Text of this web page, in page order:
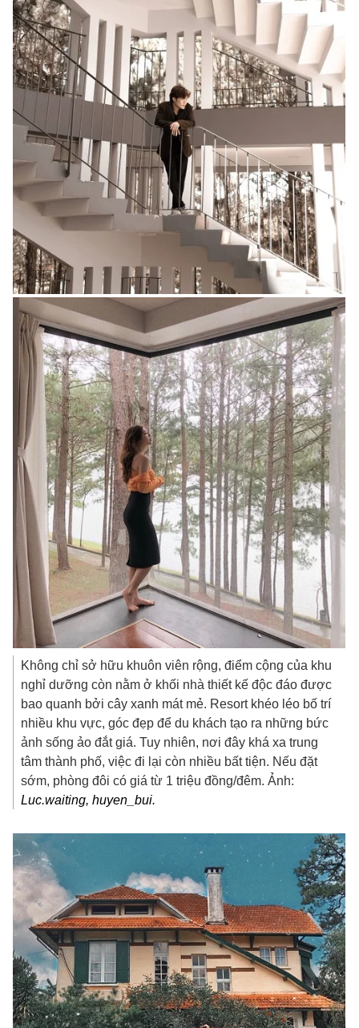
Không chỉ sở hữu khuôn viên rộng, điểm cộng của khu
nghỉ dưỡng còn nằm ở khối nhà thiết kế độc đáo được
bao quanh bởi cây xanh mát mẻ. Resort khéo léo bố trí
nhiều khu vực, góc đẹp để du khách tạo ra những bức
ảnh sống ảo đắt giá. Tuy nhiên, nơi đây khá xa trung
tâm thành phố, việc đi lại còn nhiều bất tiện. Nếu đặt
sớm, phòng đôi có giá từ 1 triệu đồng/đêm. Ảnh:
Luc.waiting, huyen_bui.